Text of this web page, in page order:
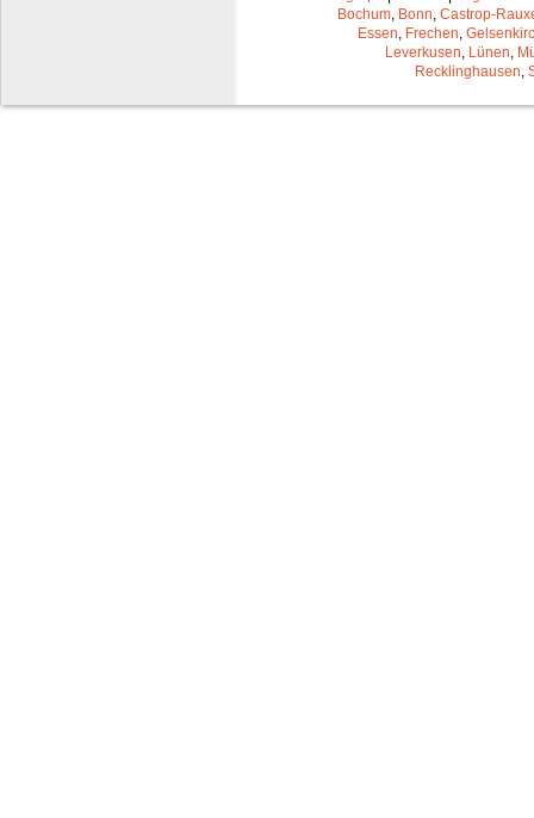
Bochum, Bonn, Castrop-
Essen, Frechen,
Leverkusen, Lünen,
Recklinghausen,